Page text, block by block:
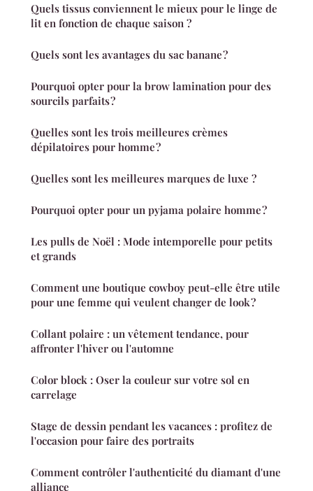
Quels tissus conviennent le mieux pour le linge de
lit en fonction de chaque saison ?
Quels sont les avantages du sac banane ?
Pourquoi opter pour la brow lamination pour des
sourcils parfaits ?
Quelles sont les trois meilleures crèmes
dépilatoires pour homme ?
Quelles sont les meilleures marques de luxe ?
Pourquoi opter pour un pyjama polaire homme ?
Les pulls de Noël : Mode intemporelle pour petits
et grands
Comment une boutique cowboy peut-elle être utile
pour une femme qui veulent changer de look ?
Collant polaire : un vêtement tendance, pour
affronter l'hiver ou l'automne
Color block : Oser la couleur sur votre sol en
carrelage
Stage de dessin pendant les vacances : profitez de
l'occasion pour faire des portraits
Comment contrôler l'authenticité du diamant d'une
alliance